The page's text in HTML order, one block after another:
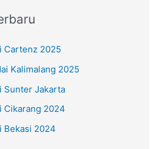
Cartenz 2025
Kalimalang 2025
Sunter Jakarta
Cikarang 2024
Bekasi 2024